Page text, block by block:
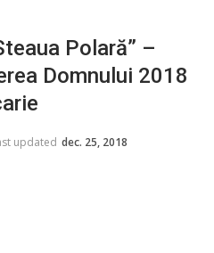
Polară” –
Domnului 2018
updated dec. 25, 2018